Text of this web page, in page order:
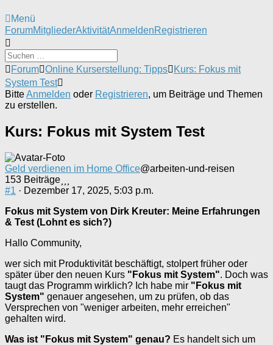
Menü
Forum-
Navigation
ForumMitgliederAktivitätAnmeldenRegistrieren
Forum-
Breadcrumbs
-
Du
bist
Forum Online Kurserstellung: Tipps
Kurs: Fokus mit
System Test
BitteAnmelden oder Registrieren, um Beiträge und Themen
zu erstellen.
Kurs: Fokus mit System Test
Geld verdienen im Home Office@arbeiten-und-reisen
153 Beiträge
#1 · Dezember 17, 2025, 5:03 p.m.
Fokus mit System von Dirk Kreuter: Meine Erfahrungen
& Test (Lohnt es sich?)
Hallo Community,
wer sich mit Produktivität beschäftigt, stolpert früher oder
später über den neuen Kurs "Fokus mit System". Doch was
taugt das Programm wirklich? Ich habe mir "Fokus mit
System" genauer angesehen, um zu prüfen, ob das
Versprechen von "weniger arbeiten, mehr erreichen"
gehalten wird.
Was ist "Fokus mit System" genau? Es handelt sich um